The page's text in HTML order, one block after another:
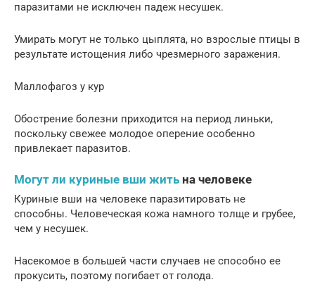
паразитами не исключен падеж несушек.
Умирать могут не только цыплята, но взрослые птицы в
результате истощения либо чрезмерного заражения.
Маллофагоз у кур
Обострение болезни приходится на период линьки,
поскольку свежее молодое оперение особенно
привлекает паразитов.
Могут ли куриные вши жить на человеке
Куриные вши на человеке паразитировать не
способны. Человеческая кожа намного толще и грубее,
чем у несушек.
Насекомое в большей части случаев не способно ее
прокусить, поэтому погибает от голода.